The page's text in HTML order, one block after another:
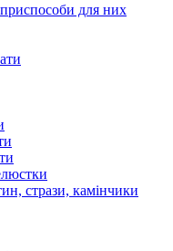
для них
стрази, камінчики